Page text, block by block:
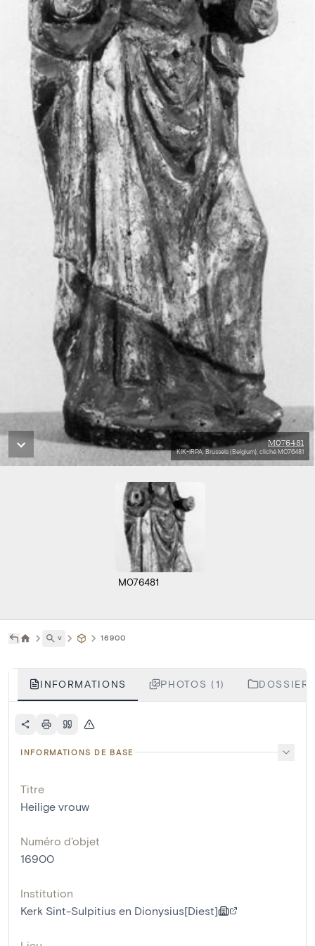
M076481
KIK-IRPA, Brussels (Belgium), cliché M076481
M076481
˅ 16900
INFORMATIONS PHOTOS (1)
INFORMATIONS DE BASE
Titre
Heilige vrouw
Numéro d'objet
16900
Institution
Kerk Sint-Sulpitius en Dionysius[Diest]